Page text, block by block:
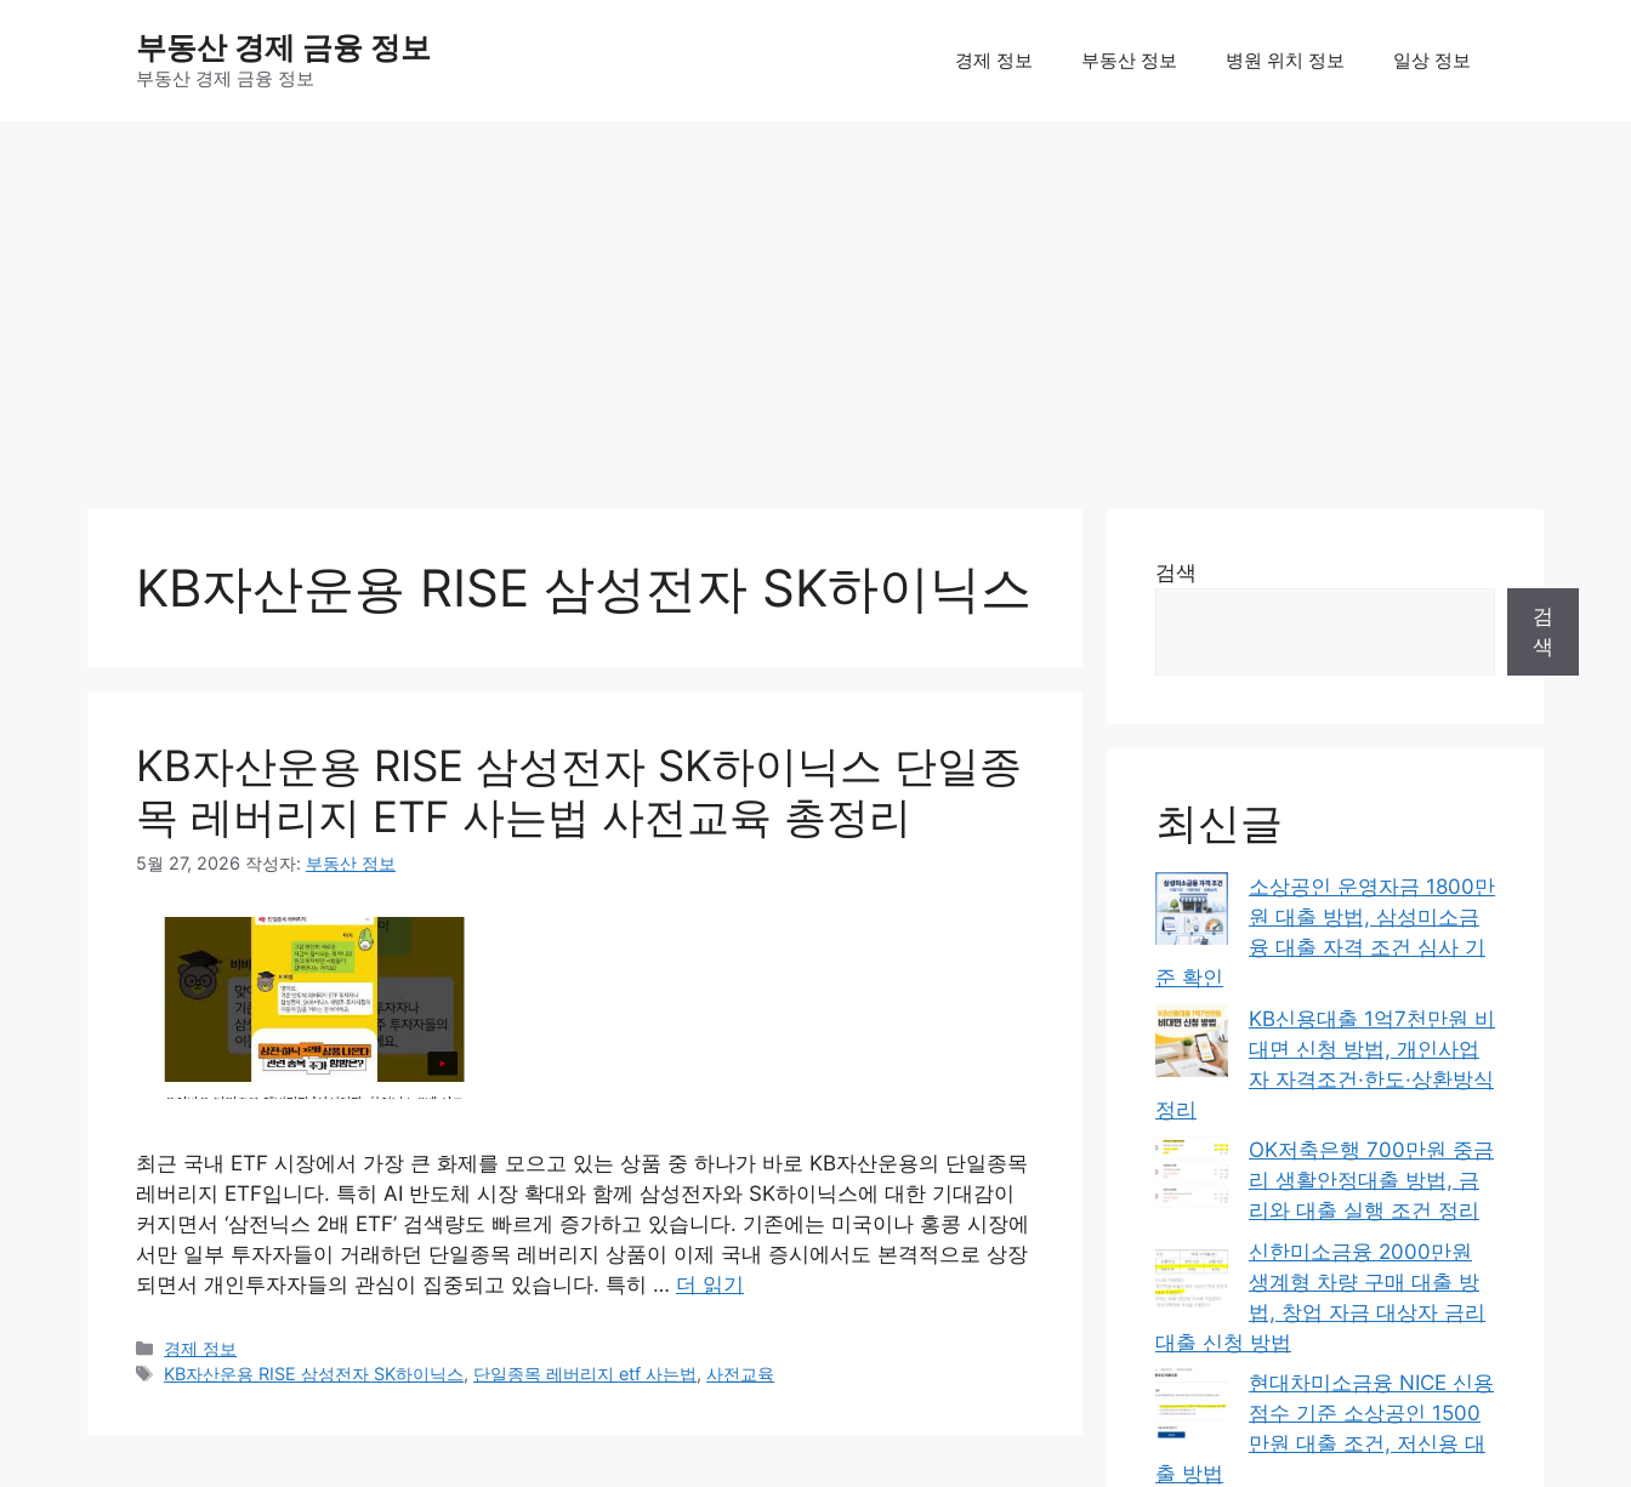
부동산 경제 금융 정보
부동산 경제 금융 정보
경제 정보 부동산 정보 병원 위치 정보 일상 정보
KB자산운용 RISE 삼성전자 SK하이닉스
KB자산운용 RISE 삼성전자 SK하이닉스 단일종
목 레버리지 ETF 사는법 사전교육 총정리
5월 27, 2026 작성자: 부동산 정보
최근 국내 ETF 시장에서 가장 큰 화제를 모으고 있는 상품 중 하나가 바로 KB자산운용의 단일종목
레버리지 ETF입니다. 특히 AI 반도체 시장 확대와 함께 삼성전자와 SK하이닉스에 대한 기대감이
커지면서 ‘삼전닉스 2배 ETF’ 검색량도 빠르게 증가하고 있습니다. 기존에는 미국이나 홍콩 시장에
서만 일부 투자자들이 거래하던 단일종목 레버리지 상품이 이제 국내 증시에서도 본격적으로 상장
되면서 개인투자자들의 관심이 집중되고 있습니다. 특히 … 더 읽기
카
테
경제 정보
태
KB자산운용 RISE 삼성전자 SK하이닉스, 단일종목 레버리지 etf 사는법,사전교육
검색
검
색
최신글
소상공인 운영자금 1800만
원 대출 방법, 삼성미소금
융 대출 자격 조건 심사 기
준 확인
KB신용대출 1억7천만원 비
대면 신청 방법, 개인사업
자 자격조건·한도·상환방식
정리
OK저축은행 700만원 중금
리 생활안정대출 방법, 금
리와 대출 실행 조건 정리
신한미소금융 2000만원
생계형 차량 구매 대출 방
법, 창업 자금 대상자 금리
대출 신청 방법
현대차미소금융 NICE 신용
점수 기준 소상공인 1500
만원 대출 조건, 저신용 대
출 방법